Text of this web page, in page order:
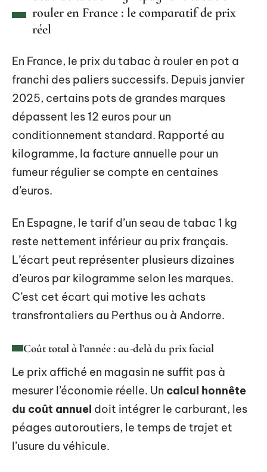
rouler en France : le comparatif de prix
réel
En France, le prix du tabac à rouler en pot a
franchi des paliers successifs. Depuis janvier
2025, certains pots de grandes marques
dépassent les 12 euros pour un
conditionnement standard. Rapporté au
kilogramme, la facture annuelle pour un
fumeur régulier se compte en centaines
d’euros.
En Espagne, le tarif d’un seau de tabac 1 kg
reste nettement inférieur au prix français.
L’écart peut représenter plusieurs dizaines
d’euros par kilogramme selon les marques.
C’est cet écart qui motive les achats
transfrontaliers au Perthus ou à Andorre.
Coût total à l’année : au-delà du prix facial
Le prix affiché en magasin ne suffit pas à
mesurer l’économie réelle. Un calcul honnête
du coût annuel doit intégrer le carburant, les
péages autoroutiers, le temps de trajet et
l’usure du véhicule.